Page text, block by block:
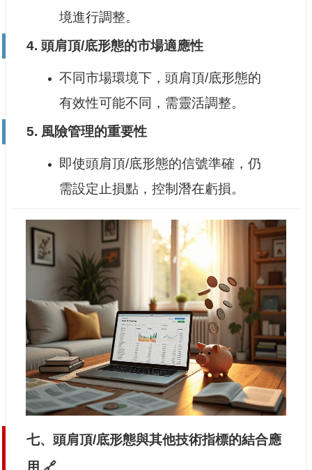
境進行調整。
4. 頭肩頂/底形態的市場適應性
不同市場環境下，頭肩頂/底形態的
有效性可能不同，需靈活調整。
5. 風險管理的重要性
即使頭肩頂/底形態的信號準確，仍
需設定止損點，控制潛在虧損。
七、頭肩頂/底形態與其他技術指標的結合應
用 🔗